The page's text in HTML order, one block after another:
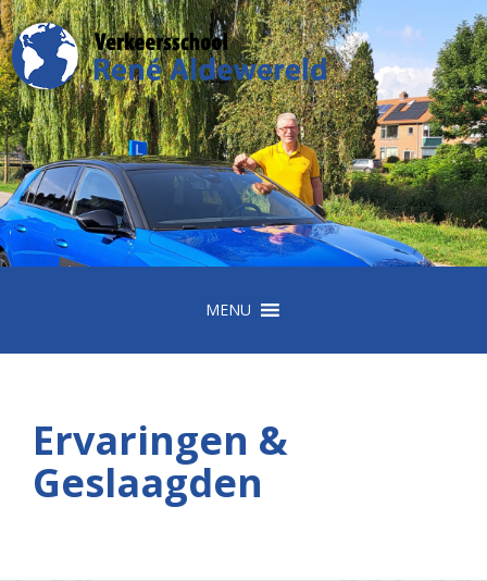
MENU
Ervaringen &
Geslaagden